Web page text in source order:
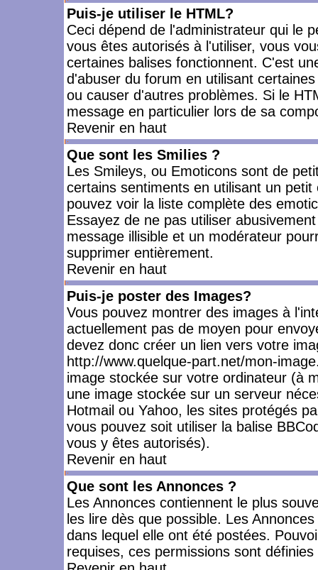
Puis-je utiliser le HTML?
Ceci dépend de l'administrateur qui le
vous êtes autorisés à l'utiliser, vous
certaines balises fonctionnent. C'est
d'abuser du forum en utilisant
ou causer d'autres problèmes. Si le
message en particulier lors de sa
Revenir en haut
Que sont les Smilies ?
Les Smileys, ou Emoticons sont de
certains sentiments en utilisant un
pouvez voir la liste complète des
Essayez de ne pas utiliser
message illisible et un modérateur
supprimer entièrement.
Revenir en haut
Puis-je poster des Images?
Vous pouvez montrer des images à
actuellement pas de moyen pour
devez donc créer un lien vers votre
http://www.quelque-part.net/mon-
image stockée sur votre ordinateur (à
une image stockée sur un serveur
Hotmail ou Yahoo, les sites protégés
vous pouvez soit utiliser la balise
vous y êtes autorisés).
Revenir en haut
Que sont les Annonces ?
Les Annonces contiennent le plus
les lire dès que possible. Les
dans lequel elle ont été postées.
requises, ces permissions sont